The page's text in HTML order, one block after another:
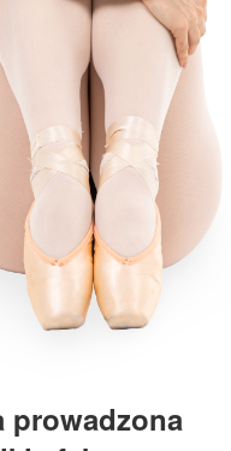
prowadzona